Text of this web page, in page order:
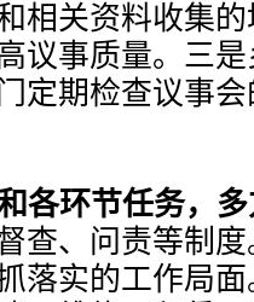
相关资料收集
议事质量。三
定期检查议事
各环节任务，
查、问责等制
落实的工作局